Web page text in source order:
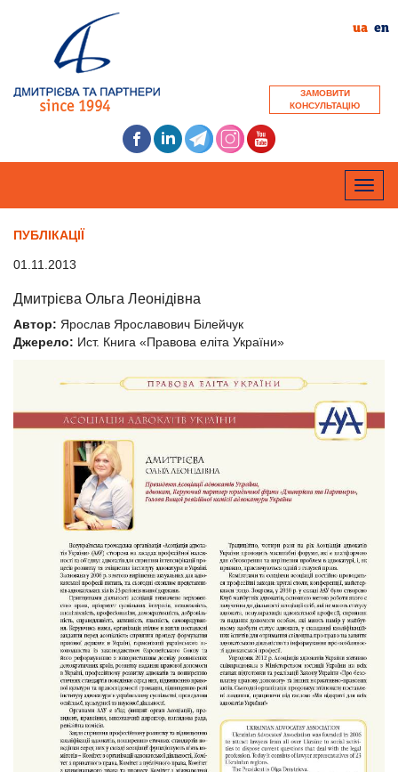
ЗАМОВИТИ
КОНСУЛЬТАЦІЮ
ua en
Toggle
ПУБЛІКАЦІЇ
01.11.2013
Дмитрієва Ольга Леонідівна
Автор: Ярослав Ярославович Білейчук
Джерело: Ист. Книга «Правова еліта України»